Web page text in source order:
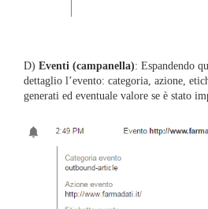
D) Eventi (campanella): Espandendo
dettaglio l’evento: categoria, azione,
generati ed eventuale valore se è stato